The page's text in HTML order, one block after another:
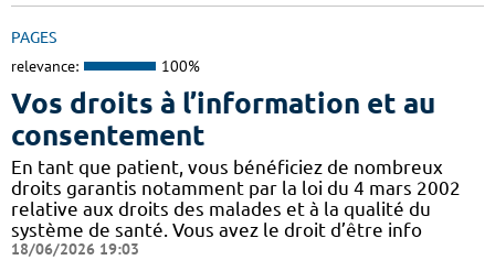
PAGES
relevance: 100%
Vos droits à l’information et au
consentement
En tant que patient, vous bénéficiez de nombreux
droits garantis notamment par la loi du 4 mars 2002
relative aux droits des malades et à la qualité du
système de santé. Vous avez le droit d’être info
18/06/2026 19:03